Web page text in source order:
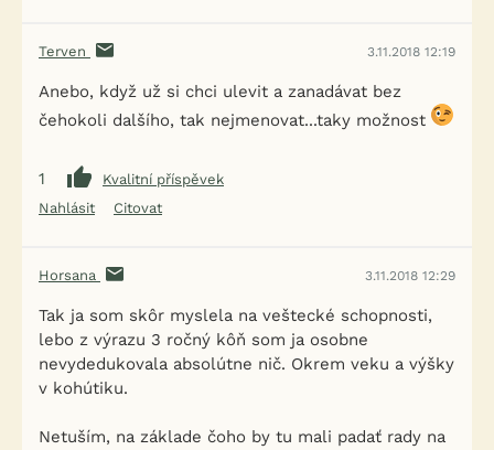
Terven 3.11.2018 12:19
Anebo, když už si chci ulevit a zanadávat bez
čehokoli dalšího, tak nejmenovat...taky možnost
1
Kvalitní příspěvek
Nahlásit
Citovat
Horsana 3.11.2018 12:29
Tak ja som skôr myslela na veštecké schopnosti,
lebo z výrazu 3 ročný kôň som ja osobne
nevydedukovala absolútne nič. Okrem veku a výšky
v kohútiku.
Netuším, na základe čoho by tu mali padať rady na